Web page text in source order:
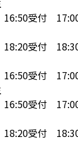
受付
受付
受付
受付
受付